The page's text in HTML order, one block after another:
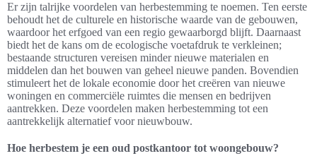
Er zijn talrijke voordelen van herbestemming te noemen. Ten eerste
behoudt het de culturele en historische waarde van de gebouwen,
waardoor het erfgoed van een regio gewaarborgd blijft. Daarnaast
biedt het de kans om de ecologische voetafdruk te verkleinen;
bestaande structuren vereisen minder nieuwe materialen en
middelen dan het bouwen van geheel nieuwe panden. Bovendien
stimuleert het de lokale economie door het creëren van nieuwe
woningen en commerciële ruimtes die mensen en bedrijven
aantrekken. Deze voordelen maken herbestemming tot een
aantrekkelijk alternatief voor nieuwbouw.
Hoe herbestem je een oud postkantoor tot woongebouw?